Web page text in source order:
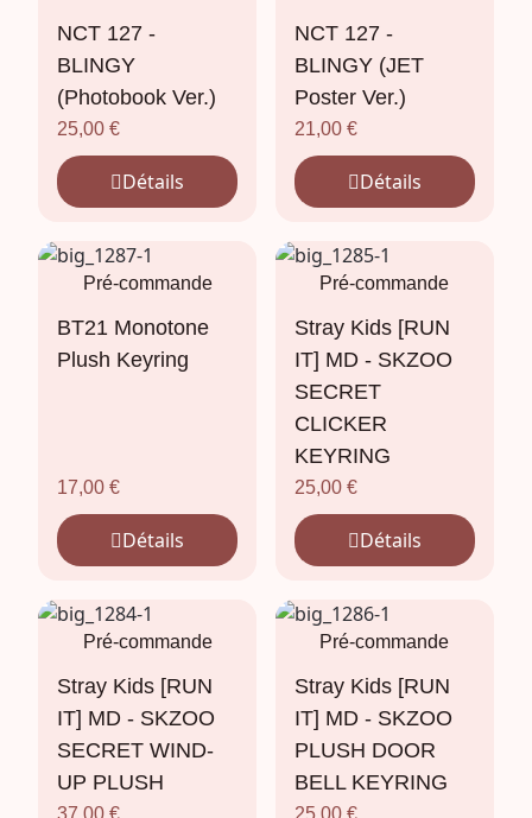
NCT 127 -
BLINGY
(Photobook Ver.)
25,00€
Détails
NCT 127 -
BLINGY (JET
Poster Ver.)
21,00 €
Détails
Pré-commande
BT21 Monotone
Plush Keyring
17,00€
Détails
Pré-commande
Stray Kids [RUN
IT] MD - SKZOO
SECRET
CLICKER
KEYRING
25,00 €
Détails
Pré-commande
Stray Kids [RUN
IT] MD - SKZOO
SECRET WIND-
UP PLUSH
37,00€
Pré-commande
Stray Kids [RUN
IT] MD - SKZOO
PLUSH DOOR
BELL KEYRING
25,00 €